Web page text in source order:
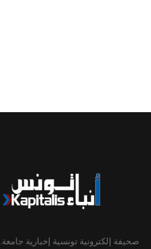
صحيفة إلكترونية تونسية إخبارية جامعة.